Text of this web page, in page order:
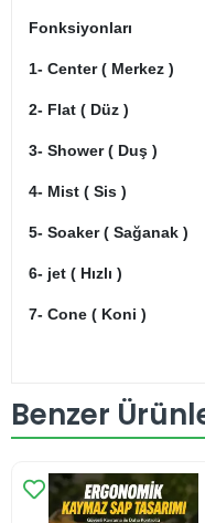
Fonksiyonları
1- Center ( Merkez )
2- Flat ( Düz )
3- Shower ( Duş )
4- Mist ( Sis )
5- Soaker ( Sağanak )
6- jet ( Hızlı )
7- Cone ( Koni )
Benzer